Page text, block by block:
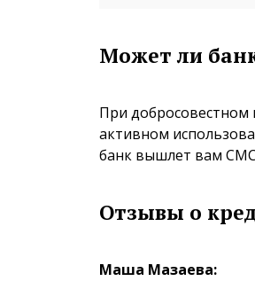
Может ли
При добросовестном
активном
банк вышлет вам
Отзывы о
Маша Мазаева: